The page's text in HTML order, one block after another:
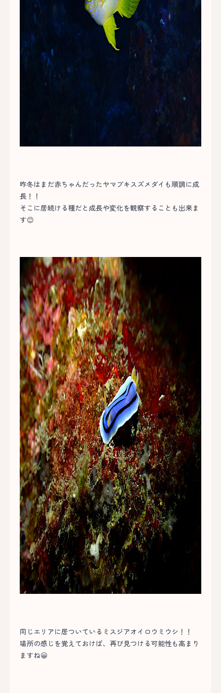
昨冬はまだ赤ちゃんだったヤマブキスズメダイも順調に成
長！！
そこに居続ける種だと成長や変化を観察することも出来ま
す😊
同じエリアに居ついているミスジアオイロウミウシ！！
場所の感じを覚えておけば、再び見つける可能性も高まり
ますね😀